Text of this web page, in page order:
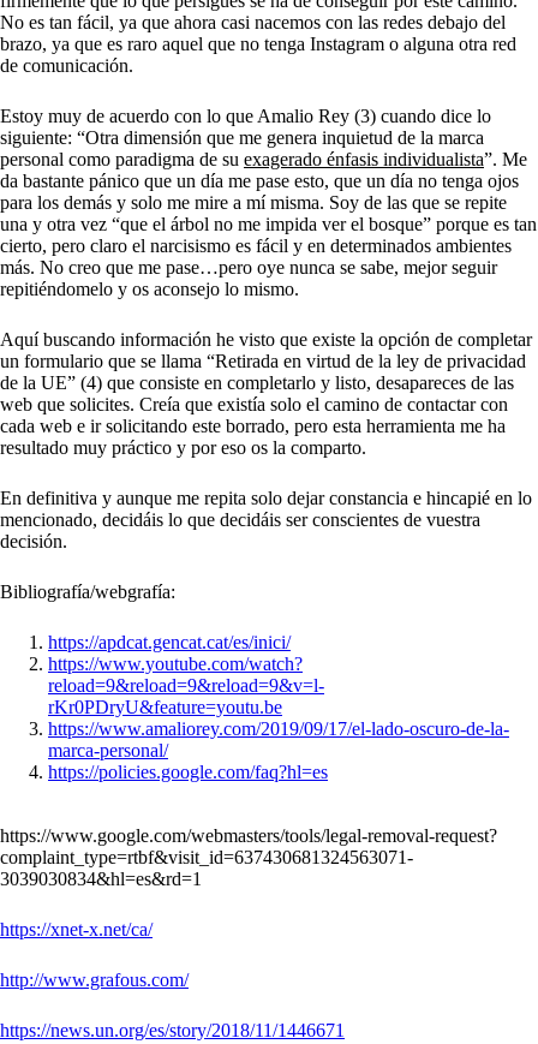
No es tan fácil, ya que ahora casi nacemos con las redes debajo del
brazo, ya que es raro aquel que no tenga Instagram o alguna otra red
de comunicación.
Estoy muy de acuerdo con lo que Amalio Rey (3) cuando dice lo
siguiente: “Otra dimensión que me genera inquietud de la marca
personal como paradigma de su exagerado énfasis individualista”. Me
da bastante pánico que un día me pase esto, que un día no tenga ojos
para los demás y solo me mire a mí misma. Soy de las que se repite
una y otra vez “que el árbol no me impida ver el bosque” porque es tan
cierto, pero claro el narcisismo es fácil y en determinados ambientes
más. No creo que me pase…pero oye nunca se sabe, mejor seguir
repitiéndomelo y os aconsejo lo mismo.
Aquí buscando información he visto que existe la opción de completar
un formulario que se llama “Retirada en virtud de la ley de privacidad
de la UE” (4) que consiste en completarlo y listo, desapareces de las
web que solicites. Creía que existía solo el camino de contactar con
cada web e ir solicitando este borrado, pero esta herramienta me ha
resultado muy práctico y por eso os la comparto.
En definitiva y aunque me repita solo dejar constancia e hincapié en lo
mencionado, decidáis lo que decidáis ser conscientes de vuestra
decisión.
Bibliografía/webgrafía:
https://apdcat.gencat.cat/es/inici/
https://www.youtube.com/watch?
reload=9&reload=9&reload=9&v=l-
rKr0PDryU&feature=youtu.be
https://www.amaliorey.com/2019/09/17/el-lado-oscuro-de-la-
marca-personal/
https://policies.google.com/faq?hl=es
https://www.google.com/webmasters/tools/legal-removal-request?
complaint_type=rtbf&visit_id=637430681324563071-
3039030834&hl=es&rd=1
https://xnet-x.net/ca/
http://www.grafous.com/
https://news.un.org/es/story/2018/11/1446671